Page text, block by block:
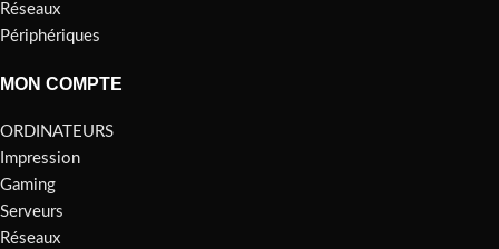
Réseaux
Périphériques
MON COMPTE
ORDINATEURS
Impression
Gaming
Serveurs
Réseaux